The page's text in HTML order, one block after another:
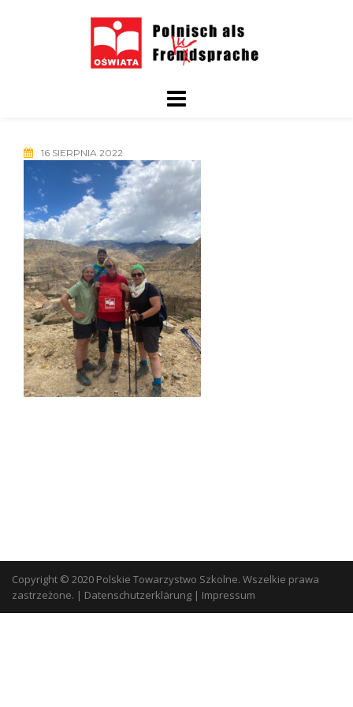
16 SIERPNIA 2022
Copyright © 2020 Polskie Towarzystwo Szkolne. Wszelkie prawa
zastrzeżone. | Datenschutzerklärung | Impressum